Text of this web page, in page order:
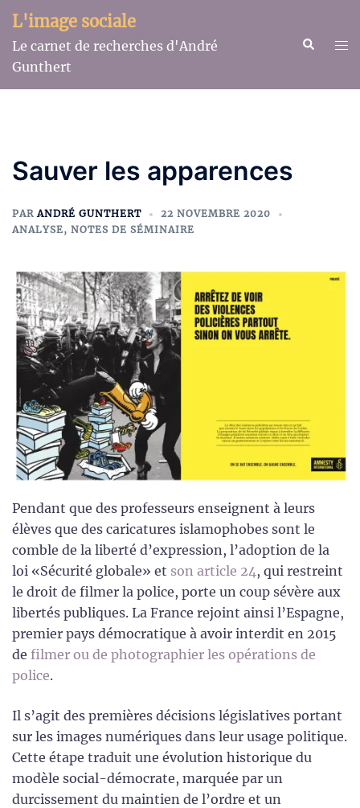
Aller
au
contenu
L'image sociale
Le carnet de recherches d'André
Gunthert
Sauver les apparences
PARANDRÉ GUNTHERT
22 NOVEMBRE 2020
ANALYSE, NOTES DE SÉMINAIRE
Pendant que des professeurs enseignent à leurs
élèves que des caricatures islamophobes sont le
comble de la liberté d’expression, l’adoption de la
loi «Sécurité globale» et son article 24, qui restreint
le droit de filmer la police, porte un coup sévère aux
libertés publiques. La France rejoint ainsi l’Espagne,
premier pays démocratique à avoir interdit en 2015
de filmer ou de photographier les opérations de
police.
Il s’agit des premières décisions législatives portant
sur les images numériques dans leur usage politique.
Cette étape traduit une évolution historique du
modèle social-démocrate, marquée par un
durcissement du maintien de l’ordre et un